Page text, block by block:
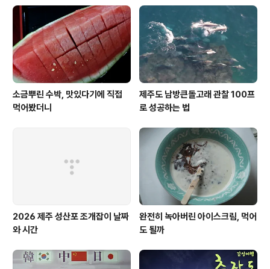
소금뿌린 수박, 맛있다기에 직접
먹어봤더니
제주도 남방큰돌고래 관찰 100프
로 성공하는 법
2026 제주 성산포 조개잡이 날짜
와 시간
완전히 녹아버린 아이스크림, 먹어
도 될까